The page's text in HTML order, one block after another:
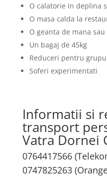
O calatorie in deplina
O masa calda la
O geanta de mana sau
Un bagaj de 45kg
Reduceri pentru
Soferi experimentati
Informatii si
transport
Vatra Dornei
0764417566
0747825263